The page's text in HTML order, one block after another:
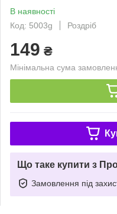
В наявності
Код: 5003g
Роздріб
149 ₴
Мінімальна сума
Що таке купити з
Замовлення під